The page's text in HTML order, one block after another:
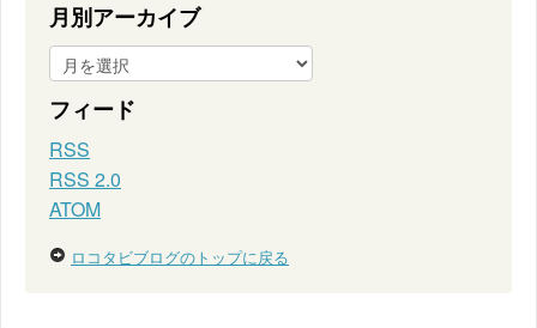
月別アーカイブ
フィード
RSS
RSS 2.0
ATOM
ロコタビブログのトップに戻る